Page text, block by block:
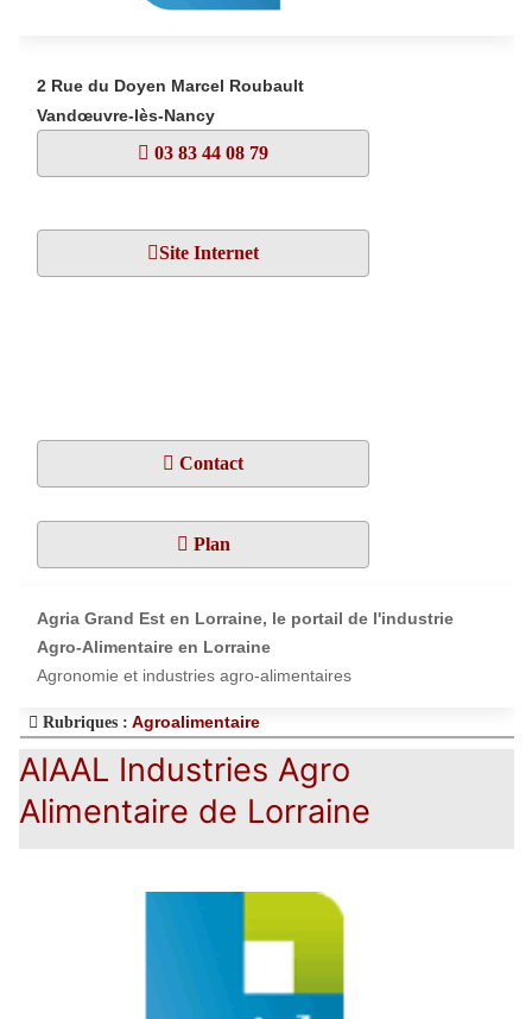
2 Rue du Doyen Marcel Roubault
Vandœuvre-lès-Nancy
03 83 44 08 79
Site Internet
Contact
Plan
Agria Grand Est en Lorraine, le portail de l'industrie
Agro-Alimentaire en Lorraine
Agronomie et industries agro-alimentaires
Rubriques : Agroalimentaire
AIAAL Industries Agro
Alimentaire de Lorraine